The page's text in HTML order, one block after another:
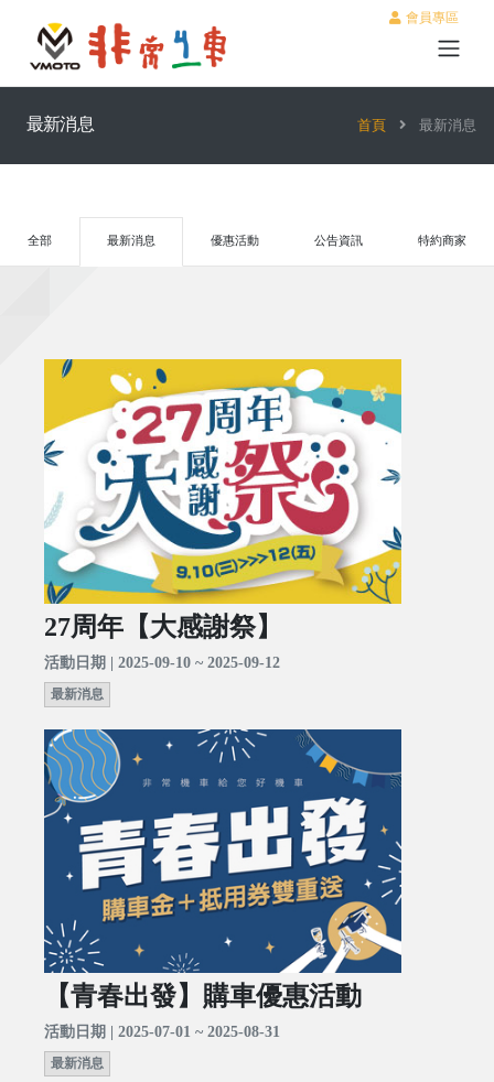
會員專區
最新消息 首頁 最新消息
全部 最新消息 優惠活動 公告資訊 特約商家
27周年【大感謝祭】
活動日期 | 2025-09-10 ~ 2025-09-12
最新消息
【青春出發】購車優惠活動
活動日期 | 2025-07-01 ~ 2025-08-31
最新消息